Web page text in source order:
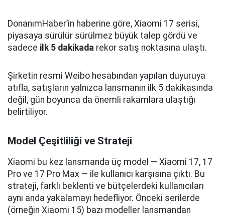
DonanımHaber’in haberine göre, Xiaomi 17 serisi,
piyasaya sürülür sürülmez büyük talep gördü ve
sadece ilk 5 dakikada rekor satış noktasına ulaştı.
Şirketin resmi Weibo hesabından yapılan duyuruya
atıfla, satışların yalnızca lansmanın ilk 5 dakikasında
değil, gün boyunca da önemli rakamlara ulaştığı
belirtiliyor.
Model Çeşitliliği ve Strateji
Xiaomi bu kez lansmanda üç model — Xiaomi 17, 17
Pro ve 17 Pro Max — ile kullanıcı karşısına çıktı. Bu
strateji, farklı beklenti ve bütçelerdeki kullanıcıları
aynı anda yakalamayı hedefliyor. Önceki serilerde
(örneğin Xiaomi 15) bazı modeller lansmandan